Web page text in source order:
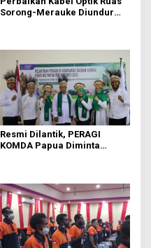
Sorong-Merauke Diundur
Resmi Dilantik, PERAGI
KOMDA Papua Diminta